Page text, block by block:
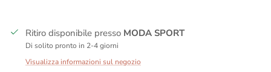
Ritiro disponibile presso MODA SPORT
Di solito pronto in 2-4 giorni
Visualizza informazioni sul negozio